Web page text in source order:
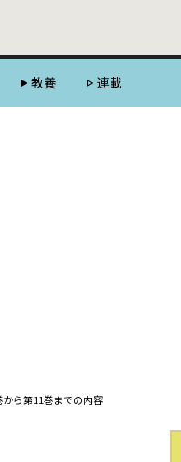
教養 連載
から第11巻までの内容